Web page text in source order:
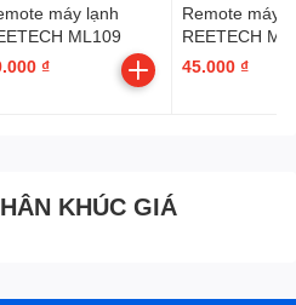
máy lạnh
ML109
₫
Remote máy
REETECH
45.000 ₫
KHÚC GIÁ